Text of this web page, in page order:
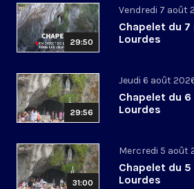
29:50
Vendredi 7 août
Chapelet du
Lourdes
29:56
Jeudi 6 août
Chapelet du
Lourdes
31:00
Mercredi 5 août
Chapelet du
Lourdes